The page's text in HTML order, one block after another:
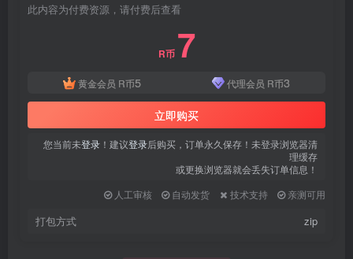
此内容为付费资源，请付费后查看
R币 7
黄金会员 R币5 代理会员 R币3
立即购买
您当前未登录 ！建议登录后购买，订单永久保存！未登录浏览器清
理缓存
或更换浏览器就会丢失订单信息！
人工审核
自动发货 技术支持 亲测可用
打包方式 zip